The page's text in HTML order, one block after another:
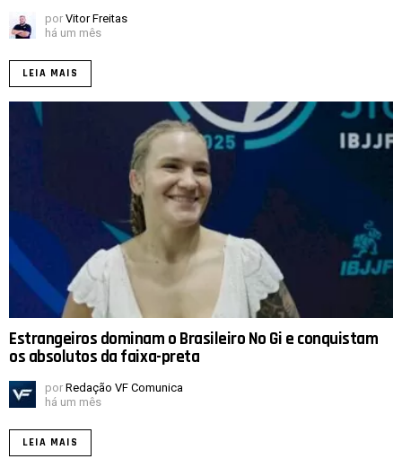
por Vitor Freitas
há um mês
LEIA MAIS
Estrangeiros dominam o Brasileiro No Gi e conquistam
os absolutos da faixa-preta
por Redação VF Comunica
há um mês
LEIA MAIS